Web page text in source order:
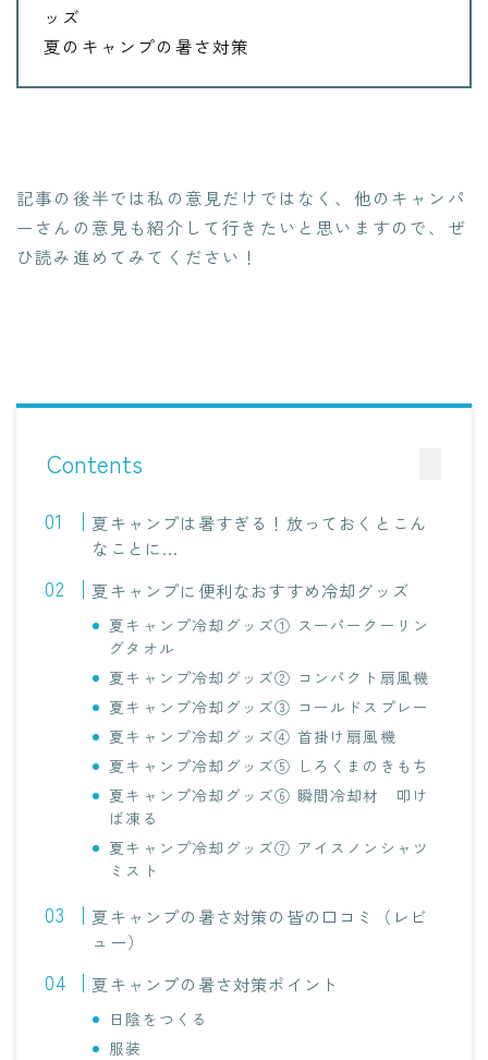
ッズ
夏のキャンプの暑さ対策
記事の後半では私の意見だけではなく、他のキャンパ
ーさんの意見も紹介して行きたいと思いますので、ぜ
ひ読み進めてみてください！
Contents
夏キャンプは暑すぎる！放っておくとこん
なことに…
夏キャンプに便利なおすすめ冷却グッズ
夏キャンプ冷却グッズ① スーパークーリン
グタオル
夏キャンプ冷却グッズ② コンパクト扇風機
夏キャンプ冷却グッズ③ コールドスプレー
夏キャンプ冷却グッズ④ 首掛け扇風機
夏キャンプ冷却グッズ⑤ しろくまのきもち
夏キャンプ冷却グッズ⑥ 瞬間冷却材 叩け
ば凍る
夏キャンプ冷却グッズ⑦ アイスノンシャツ
ミスト
夏キャンプの暑さ対策の皆の口コミ（レビ
ュー）
夏キャンプの暑さ対策ポイント
日陰をつくる
服装